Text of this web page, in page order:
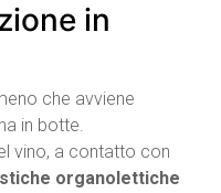
in
che avviene
in botte.
vino, a contatto con
organolettiche